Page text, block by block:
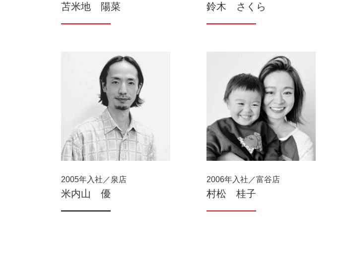
苫米地 陽菜 鈴木 さくら
2005年入社／泉店
米内山 優
2006年入社／富谷店
村松 桂子